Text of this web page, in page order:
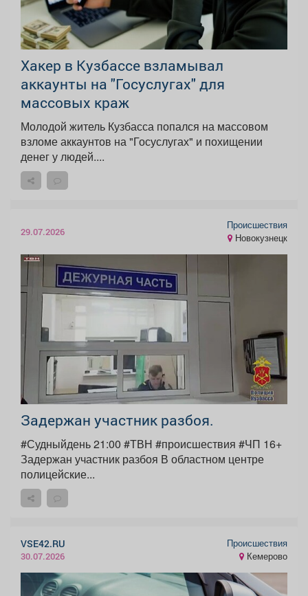
Хакер в Кузбассе взламывал
аккаунты на "Госуслугах" для
массовых краж
Молодой житель Кузбасса попался на массовом
взломе аккаунтов на "Госуслугах" и похищении
денег у людей....
29.07.2026
Происшествия
Новокузнецк
Задержан участник разбоя.
#Судныйдень 21:00 #ТВН #происшествия #ЧП 16+
Задержан участник разбоя В областном центре
полицейские...
VSE42.RU
30.07.2026
Происшествия
Кемерово